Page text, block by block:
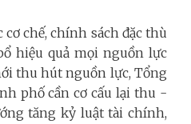
chế, chính sách đặc thù
hiệu quả mọi nguồn lực
thu hút nguồn lực, Tổng
phố cần cơ cấu lại thu -
tăng kỷ luật tài chính,